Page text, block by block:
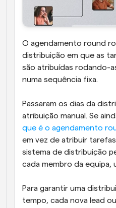
O agendamento round
distribuição em que as
são atribuídas rodando-
numa sequência fixa.
Passaram os dias da
atribuição manual. Se
que é o agendamento
em vez de atribuir
sistema de distribuição
cada membro da equipa,
Para garantir uma
tempo, cada nova lead